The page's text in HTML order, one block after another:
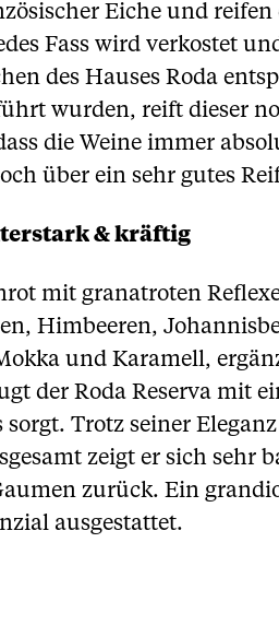
Eiche und
Fass wird verkostet
des Hauses Roda
wurden, reift dieser
die Weine immer
über ein sehr gutes
& kräftig
mit granatroten
Himbeeren,
und Karamell,
der Roda Reserva mit
Trotz seiner
zeigt er sich sehr
zurück. Ein
ausgestattet.